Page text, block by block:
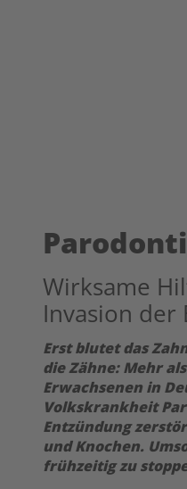
Wirksame
Invasion der
Erst blutet das
die Zähne: Mehr
Erwachsenen in
Volkskrankheit
Entzündung
und Knochen.
frühzeitig zu